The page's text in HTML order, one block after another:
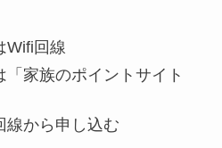
Wifi回線
家族のポイントサイト
線から申し込む